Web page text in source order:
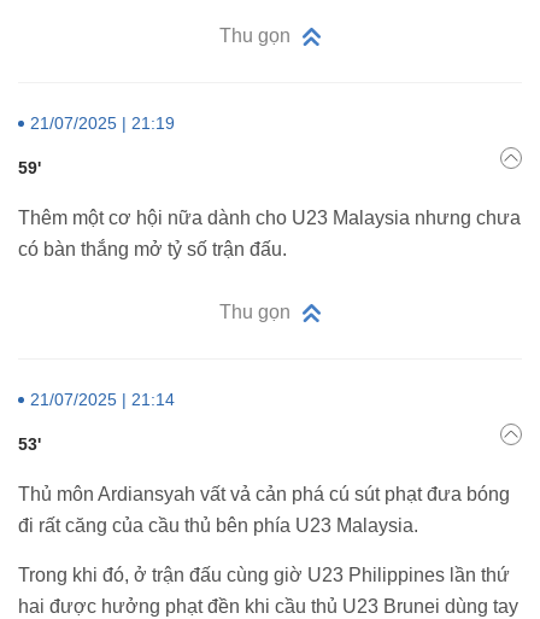
Thu gọn
21/07/2025 | 21:19
59'
Thêm một cơ hội nữa dành cho U23 Malaysia nhưng chưa
có bàn thắng mở tỷ số trận đấu.
Thu gọn
21/07/2025 | 21:14
53'
Thủ môn Ardiansyah vất vả cản phá cú sút phạt đưa bóng
đi rất căng của cầu thủ bên phía U23 Malaysia.
Trong khi đó, ở trận đấu cùng giờ U23 Philippines lần thứ
hai được hưởng phạt đền khi cầu thủ U23 Brunei dùng tay